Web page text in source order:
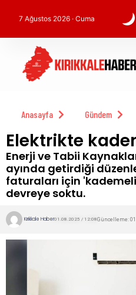
7 Ağustos 2026 · Cuma
Anasayfa Gündem
Elektrikte
Enerji ve Tabii
ayında getirdiği
faturaları için
devreye soktu.
Kırıkkale Haber01.08.2025 / 12:08Güncelleme: